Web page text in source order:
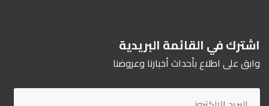
اشترك في القائمة البريدية
وابق على اطلاع بأحداث أخبارنا وعروضنا